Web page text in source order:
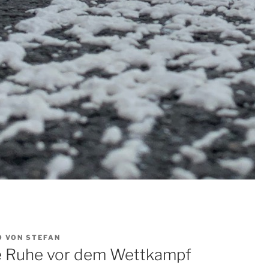
VON STEFAN
Ruhe vor dem Wettkampf